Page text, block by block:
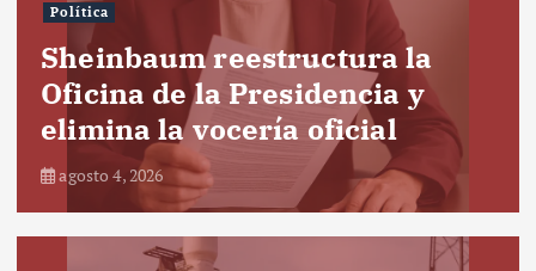
Política
Sheinbaum reestructura la
Oficina de la Presidencia y
elimina la vocería oficial
agosto 4, 2026